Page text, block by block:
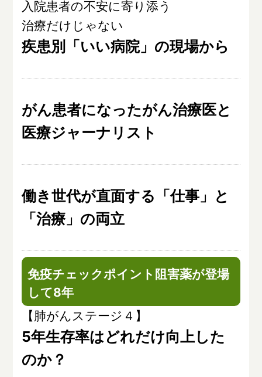
入院患者の不安に寄り添う
治療だけじゃない
疾患別「いい病院」の現場から
がん患者になったがん治療医と
医療ジャーナリスト
働き世代が直面する「仕事」と
「治療」の両立
免疫チェックポイント阻害薬が登場
して8年
【肺がんステージ４】
5年生存率はどれだけ向上した
のか？